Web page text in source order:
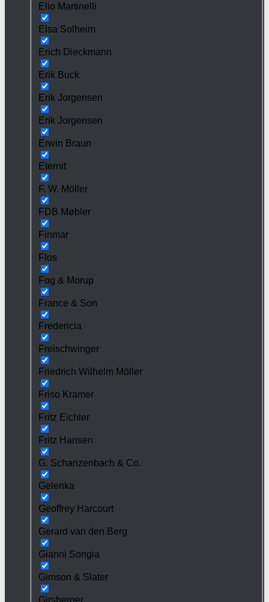
Elio Martinelli
Elsa Solheim
Erich Dieckmann
Erik Buck
Erik Jorgensen
Erik Jorgensen
Erwin Braun
Eternit
F. W. Möller
FDB Møbler
Finmar
Flos
Fog & Morup
France & Son
Fredericia
Freischwinger
Friedrich Wilhelm Möller
Friso Kramer
Fritz Eichler
Fritz Hansen
G. Schanzenbach & Co.
Gelenka
Geoffrey Harcourt
Gerard van den Berg
Gianni Songia
Gimson & Slater
Girsberger